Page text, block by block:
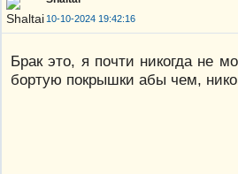
10-10-2024 19:42:16
Брак это, я почти никогда не
бортую покрышки абы чем,